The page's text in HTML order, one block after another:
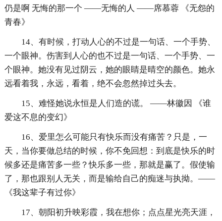
仍是啊 无悔的那一个 ——无悔的人 ——席慕蓉 《无怨的
青春》
14、有时候，打动人心的不过是一句话、一个手势、
一个眼神。伤害到人心的也不过是一句话、一个手势、一
个眼神。她没有见过阴云，她的眼睛是晴空的颜色。她永
远看着我，永远，看着，绝不会忽然掉过头去。
15、难怪她说永恒是人们造的谎。 ——林徽因 《谁
爱这不息的变幻》
16、爱里怎么可能只有快乐而没有痛苦？只是，一
天，当你要做总结的时候，你不免回想：到底是快乐的时
候多还是痛苦多一些？快乐多一些，那就是赢了。假使输
了，那也跟别人无关，而是输给自己的痴迷与执拗。——
《我这辈子有过你》
17、朝阳初升映彩霞，我在想你；点点星光亮天涯，